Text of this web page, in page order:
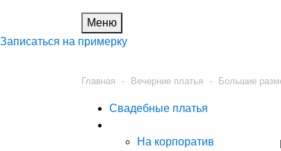
Меню
Записаться на примерку
Главная - Вечерние платья - Большие
Свадебные платья
На корпоратив